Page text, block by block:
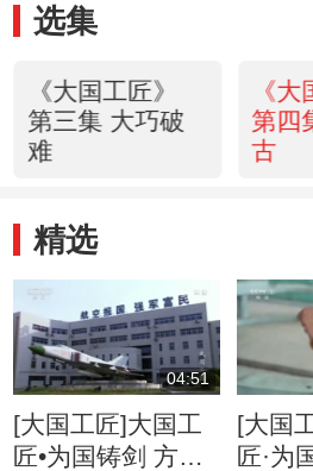
选集
《大国工匠》
第三集 大巧破
难
《大
第四
古
精选
04:51
[大国工匠]大国工
匠•为国铸剑 方文
[大国
匠·为